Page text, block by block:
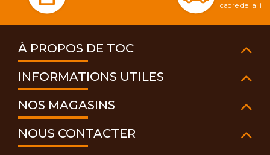
cadre de la
À PROPOS DE TOC
INFORMATIONS UTILES
NOS MAGASINS
NOUS CONTACTER